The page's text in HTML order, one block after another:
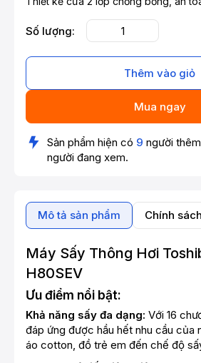
Số lượng:
Thêm vào giỏ
Mua ngay
Sản phẩm hiện có 9 người
người đang xem.
Mô tả sản phẩm Chính
Máy Sấy Thông Hơi
H80SEV
Ưu điểm nổi bật:
Khả năng sấy đa dạng: Với 16
đáp ứng được hầu hết nhu cầu của
áo cotton, đồ trẻ em đến chế độ